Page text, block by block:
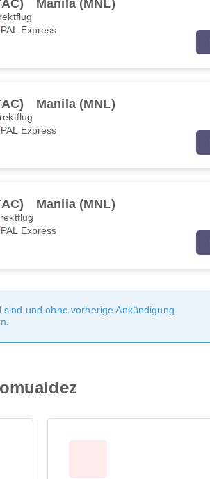
Manila (MNL)
PAL Express
Manila (MNL)
PAL Express
Manila (MNL)
PAL Express
und ohne vorherige Ankündigung